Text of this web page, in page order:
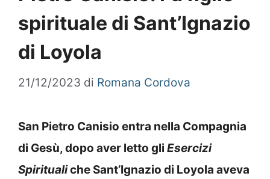
spirituale di Sant’Ignazio
di Loyola
21/12/2023 di Romana Cordova
San Pietro Canisio entra nella Compagnia
di Gesù, dopo aver letto gli Esercizi
Spiritualiche Sant’Ignazio di Loyola aveva